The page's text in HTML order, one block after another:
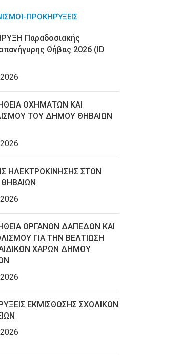
ΠΡΟΚΗΡΎΞΕΙΣ
Παραδοσιακής
Θήβας 2026 (ID
ΟΧΗΜΑΤΩΝ ΚΑΙ
ΤΟΥ ΔΗΜΟΥ ΘΗΒΑΙΩΝ
ΗΛΕΚΤΡΟΚΙΝΗΣΗΣ ΣΤΟΝ
ΟΡΓΑΝΩΝ ΔΑΠΕΔΩΝ ΚΑΙ
ΓΙΑ ΤΗΝ ΒΕΛΤΙΩΣΗ
ΧΑΡΩΝ ΔΗΜΟΥ
ΕΚΜΙΣΘΩΣΗΣ ΣΧΟΛΙΚΩΝ